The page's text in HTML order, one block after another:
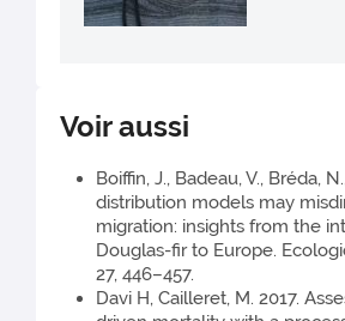
Voir aussi
Boiffin, J., Badeau, V., Bréda,
distribution models may
migration: insights from the
Douglas-fir to Europe.
27, 446–457.
Davi H, Cailleret, M. 2017.